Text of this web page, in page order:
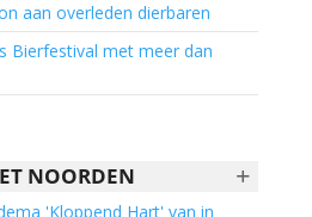
aan overleden dierbaren
Bierfestival met meer dan
+
NOORDEN
'Kloppend Hart' van in